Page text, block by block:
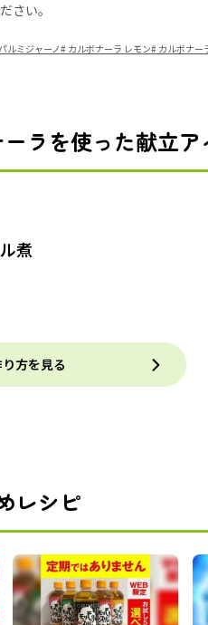
さい。
ルミジャーノ# カルボナーラ レモン# カルボナー
ラを使った献立ア
煮
方を見る
レシピ